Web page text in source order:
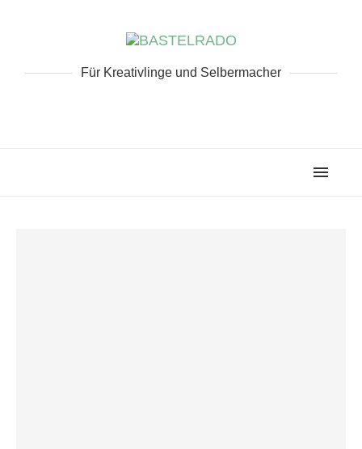
Für Kreativlinge und Selbermacher